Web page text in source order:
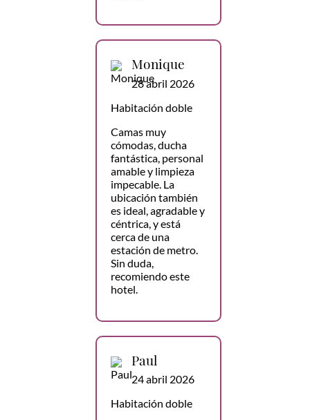
Monique
28 abril 2026
Habitación doble
Camas muy
cómodas, ducha
fantástica, personal
amable y limpieza
impecable. La
ubicación también
es ideal, agradable y
céntrica, y está
cerca de una
estación de metro.
Sin duda,
recomiendo este
hotel.
Paul
24 abril 2026
Habitación doble